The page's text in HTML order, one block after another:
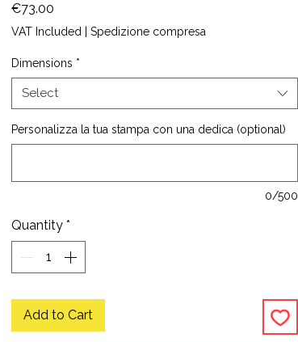
€73.00
VAT Included Spedizione compresa
Dimensions *
Select
Personalizza la tua stampa con una dedica (optional)
0/500
Quantity *
Add to Cart